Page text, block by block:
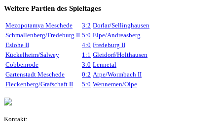
Weitere Partien des Spieltages
Mezopotamya Meschede 3:2 Dorlar/Sellinghausen
Schmallenberg/Fredeburg II 5:0 Elpe/Andreasberg
Eslohe II
4:0 Fredeburg II
Kückelheim/Salwey
1:1 Gleidorf/Holthausen
Cobbenrode
3:0 Lennetal
Gartenstadt Meschede
0:2 Arpe/Wormbach II
Fleckenberg/Grafschaft II
5:0 Wennemen/Olpe
Kontakt: